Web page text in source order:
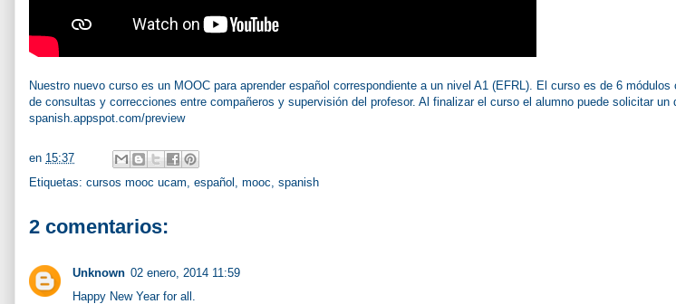
Nuestro nuevo curso es un MOOC para aprender español correspondiente a un nivel A1 (EFRL). El curso es de 6
de consultas y correcciones entre compañeros y supervisión del profesor. Al finalizar el curso el alumno puede solicitar un
spanish.appspot.com/preview
en 15:37
Etiquetas: cursos mooc ucam español mooc spanish
2 comentarios:
Unknown 02 enero, 2014 11:59
Happy New Year for all.